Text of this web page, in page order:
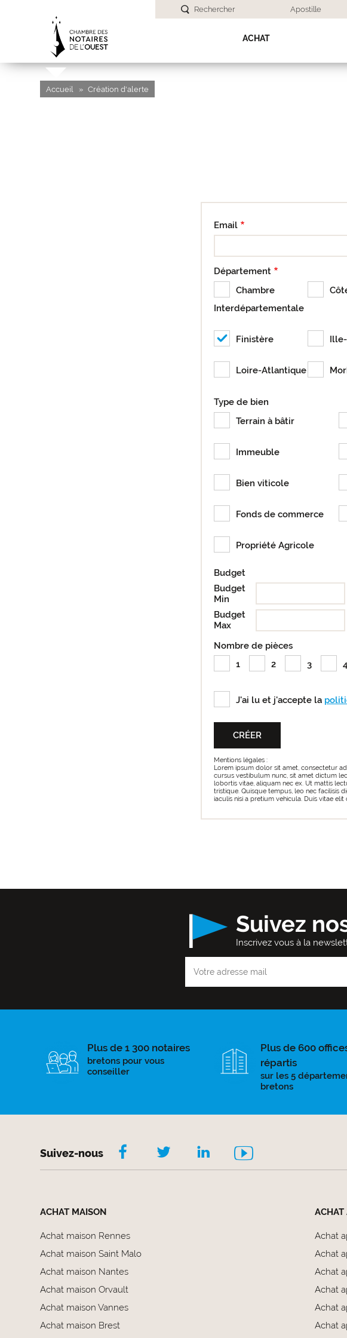
Rechercher Apostille
ACHAT
Accueil Création d'alerte
Email
Département
Chambre
Interdépartementale
Finistère
Loire-Atlantique
Type de bien
Terrain à bâtir
Immeuble
Bien viticole
Fonds de commerce
Propriété Agricole
Budget
Budget
Min
Budget
Max
Nombre de pièces
1
2 3 4
J'ai lu et j'accepte la
Mentions légales :
Lorem ipsum dolor sit amet, consectetur
cursus vestibulum nunc, sit amet dictum
lobortis vitae, aliquam nec ex. Ut mattis
tristique. Quisque tempus, leo nec facilisis
iaculis nisi a pretium vehicula. Duis vitae
Suivez
Inscrivez vous à la
Plus de 1 300 notaires
bretons pour vous
conseiller
Plus de 600
répartis
sur les 5
bretons
Suivez-nous
ACHAT MAISON
Achat maison Rennes
Achat maison Saint Malo
Achat maison Nantes
Achat maison Orvault
Achat maison Vannes
Achat maison Brest
ACHAT
Achat
Achat
Achat
Achat
Achat
Achat